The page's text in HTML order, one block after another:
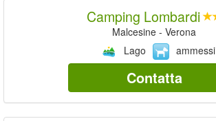
Camping Lombardi
Malcesine - Verona
Lago
ammessi
Contatta